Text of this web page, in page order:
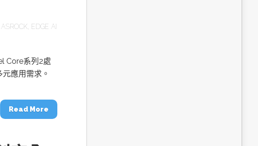
ASROCK
EDGE AI
Core系列2處
應用需求。
Read More